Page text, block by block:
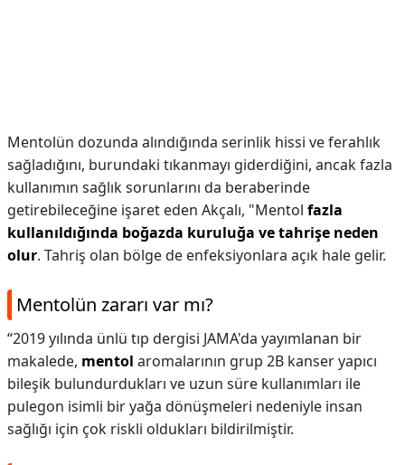
Mentolün dozunda alındığında serinlik hissi ve ferahlık
sağladığını, burundaki tıkanmayı giderdiğini, ancak fazla
kullanımın sağlık sorunlarını da beraberinde
getirebileceğine işaret eden Akçalı, "Mentol fazla
kullanıldığında boğazda kuruluğa ve tahrişe neden
olur. Tahriş olan bölge de enfeksiyonlara açık hale gelir.
Mentolün zararı var mı?
“2019 yılında ünlü tıp dergisi JAMA'da yayımlanan bir
makalede, mentol aromalarının grup 2B kanser yapıcı
bileşik bulundurdukları ve uzun süre kullanımları ile
pulegon isimli bir yağa dönüşmeleri nedeniyle insan
sağlığı için çok riskli oldukları bildirilmiştir.